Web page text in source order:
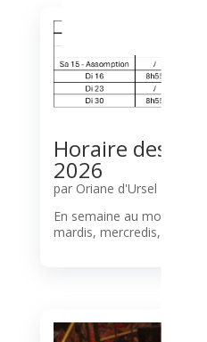
Horaire des
2026
par Oriane d'Ursel
En semaine au mois
mardis, mercredis, jeudis